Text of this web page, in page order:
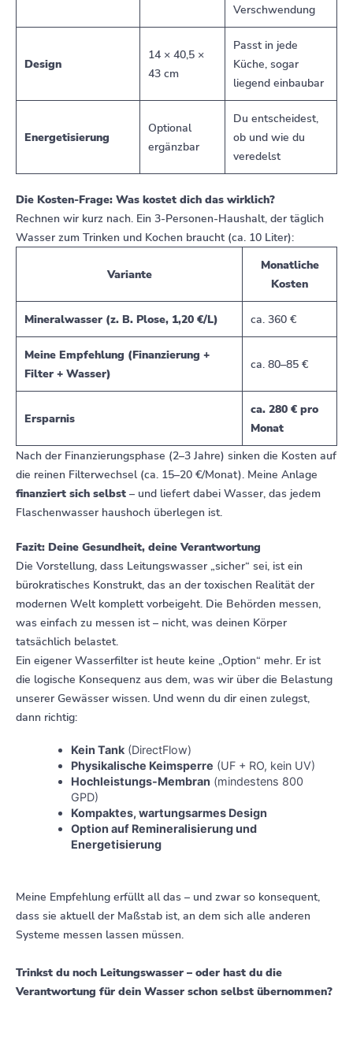
Verschwendung
Design
14 × 40,5 ×
43 cm
Passt in jede
Küche, sogar
liegend einbaubar
Energetisierung
Optional
ergänzbar
Du entscheidest,
ob und wie du
veredelst
Die Kosten-Frage: Was kostet dich das wirklich?
Rechnen wir kurz nach. Ein 3-Personen-Haushalt, der täglich
Wasser zum Trinken und Kochen braucht (ca. 10 Liter):
Variante
Monatliche
Kosten
Mineralwasser (z. B. Plose, 1,20 €/L) ca. 360 €
Meine Empfehlung (Finanzierung +
Filter + Wasser)
ca. 80–85 €
Ersparnis
ca. 280 € pro
Monat
Nach der Finanzierungsphase (2–3 Jahre) sinken die Kosten auf
die reinen Filterwechsel (ca. 15–20 €/Monat). Meine Anlage
finanziert sich selbst – und liefert dabei Wasser, das jedem
Flaschenwasser haushoch überlegen ist.
Fazit: Deine Gesundheit, deine Verantwortung
Die Vorstellung, dass Leitungswasser „sicher“ sei, ist ein
bürokratisches Konstrukt, das an der toxischen Realität der
modernen Welt komplett vorbeigeht. Die Behörden messen,
was einfach zu messen ist – nicht, was deinen Körper
tatsächlich belastet.
Ein eigener Wasserfilter ist heute keine „Option“ mehr. Er ist
die logische Konsequenz aus dem, was wir über die Belastung
unserer Gewässer wissen. Und wenn du dir einen zulegst,
dann richtig:
Kein Tank (DirectFlow)
Physikalische Keimsperre (UF + RO, kein UV)
Hochleistungs-Membran (mindestens 800
GPD)
Kompaktes, wartungsarmes Design
Option auf Remineralisierung und
Energetisierung
Meine Empfehlung erfüllt all das – und zwar so konsequent,
dass sie aktuell der Maßstab ist, an dem sich alle anderen
Systeme messen lassen müssen.
Trinkst du noch Leitungswasser – oder hast du die
Verantwortung für dein Wasser schon selbst übernommen?